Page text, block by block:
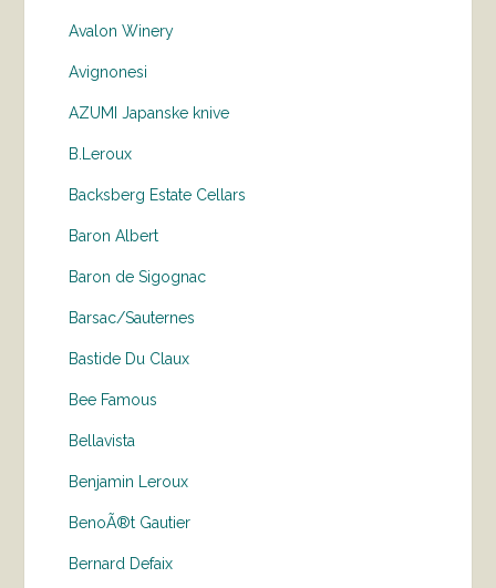
Avalon Winery
Avignonesi
AZUMI Japanske knive
B.Leroux
Backsberg Estate Cellars
Baron Albert
Baron de Sigognac
Barsac/Sauternes
Bastide Du Claux
Bee Famous
Bellavista
Benjamin Leroux
BenoÃ®t Gautier
Bernard Defaix